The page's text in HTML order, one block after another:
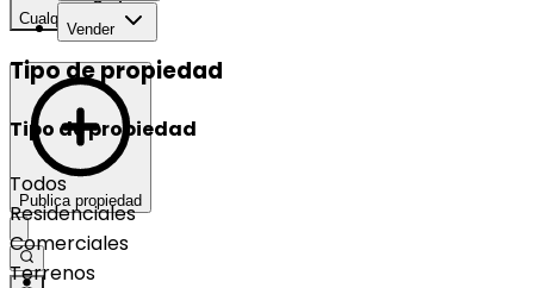
Vender
Publica propiedad
Cualquier
Tipo de propiedad
Tipo de propiedad
Todos
Residenciales
Comerciales
Terrenos